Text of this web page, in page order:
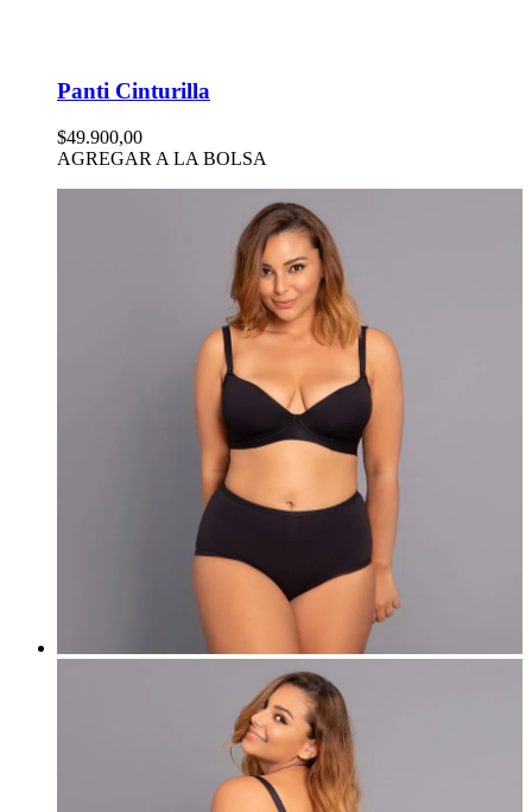
Panti Cinturilla
$49.900,00
AGREGAR A LA BOLSA